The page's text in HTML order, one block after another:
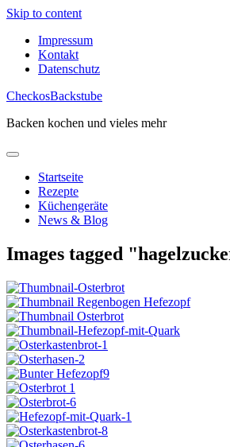
Skip to content
Impressum
Kontakt
Datenschutz
CheckosBackstube
Backen kochen und vieles mehr
Startseite
Rezepte
Küchengeräte
News & Blog
Images tagged